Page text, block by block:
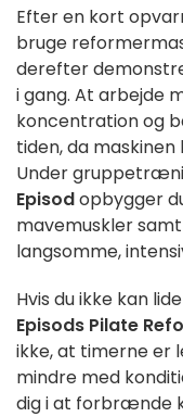
Efter en kort
bruge
derefter
i gang. At arbejde
koncentration og
tiden, da
Under
Episodopbygger
mavemuskler
langsomme,
Hvis du ikke kan
Episods Pilate
ikke, at timerne er
mindre med
dig i at forbrænde